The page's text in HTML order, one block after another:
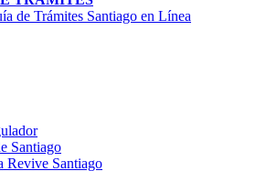
de Trámites Santiago en Línea
Santiago
Revive Santiago